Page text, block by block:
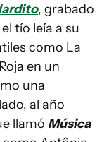
, grabado
tío leía a su
como La
en un
una
al año
llamó Música